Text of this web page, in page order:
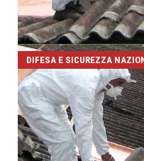
DIFESA E SICUREZZA